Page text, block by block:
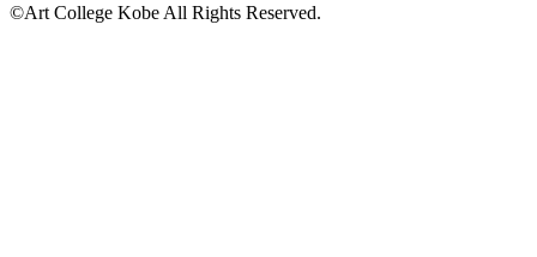
©Art College Kobe All Rights Reserved.